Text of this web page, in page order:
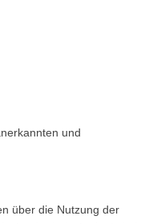
und
über die Nutzung der